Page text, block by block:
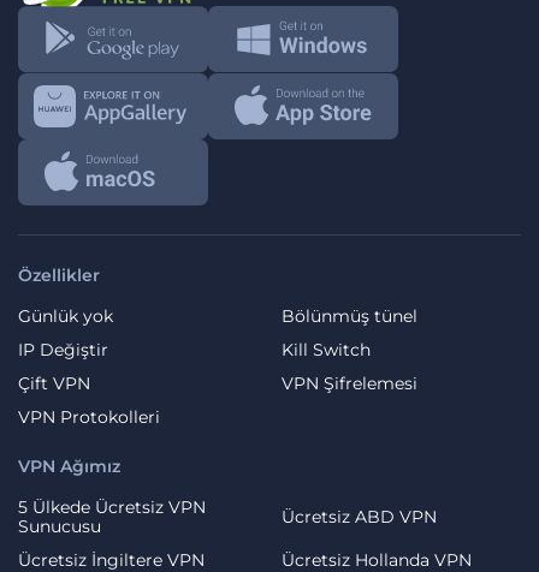
Özellikler
Günlük yok
Bölünmüş tünel
IP Değiştir
Kill Switch
Çift VPN
VPN Şifrelemesi
VPN Protokolleri
VPN Ağımız
5 Ülkede Ücretsiz VPN
Sunucusu
Ücretsiz ABD VPN
Ücretsiz İngiltere VPN
Ücretsiz Hollanda VPN